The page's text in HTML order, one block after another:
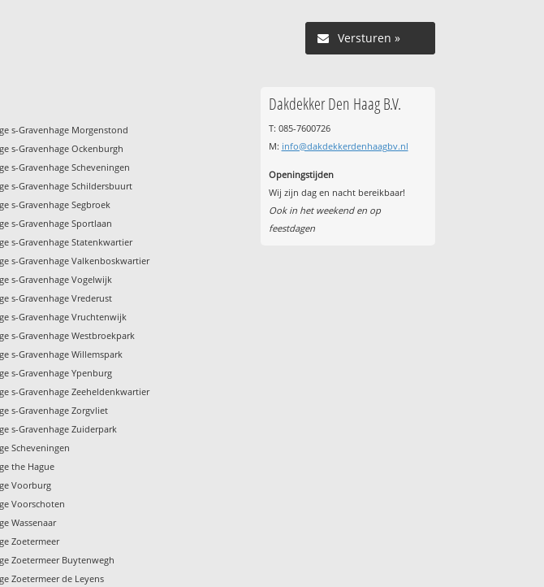
Versturen »
s-Gravenhage Morgenstond
s-Gravenhage Ockenburgh
s-Gravenhage Scheveningen
s-Gravenhage Schildersbuurt
s-Gravenhage Segbroek
s-Gravenhage Sportlaan
s-Gravenhage Statenkwartier
s-Gravenhage Valkenboskwartier
s-Gravenhage Vogelwijk
s-Gravenhage Vrederust
s-Gravenhage Vruchtenwijk
s-Gravenhage Westbroekpark
s-Gravenhage Willemspark
s-Gravenhage Ypenburg
s-Gravenhage Zeeheldenkwartier
s-Gravenhage Zorgvliet
s-Gravenhage Zuiderpark
Scheveningen
the Hague
Voorburg
Voorschoten
Wassenaar
Zoetermeer
Zoetermeer Buytenwegh
Zoetermeer de Leyens
Dakdekker Den Haag B.V.
T: 085-7600726
M: info@dakdekkerdenhaagbv.nl
Openingstijden
Wij zijn dag en nacht bereikbaar!
Ook in het weekend en op
feestdagen